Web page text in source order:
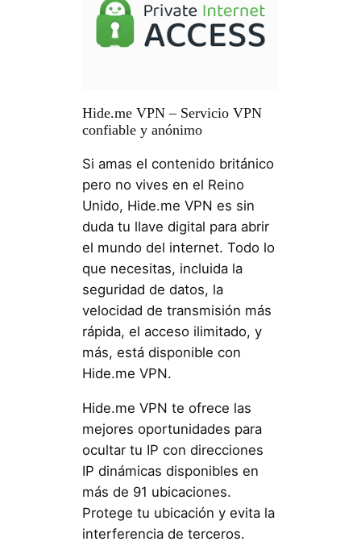
Hide.me VPN – Servicio VPN
confiable y anónimo
Si amas el contenido británico
pero no vives en el Reino
Unido, Hide.me VPN es sin
duda tu llave digital para abrir
el mundo del internet. Todo lo
que necesitas, incluida la
seguridad de datos, la
velocidad de transmisión más
rápida, el acceso ilimitado, y
más, está disponible con
Hide.me VPN.
Hide.me VPN te ofrece las
mejores oportunidades para
ocultar tu IP con direcciones
IP dinámicas disponibles en
más de 91 ubicaciones.
Protege tu ubicación y evita la
interferencia de terceros.